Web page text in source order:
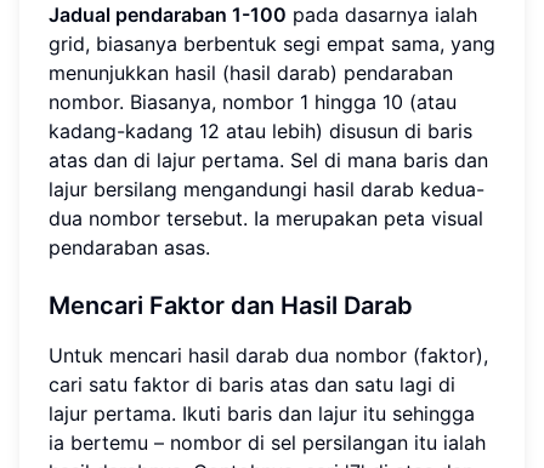
Jadual pendaraban 1-100 pada dasarnya ialah
grid, biasanya berbentuk segi empat sama, yang
menunjukkan hasil (hasil darab) pendaraban
nombor. Biasanya, nombor 1 hingga 10 (atau
kadang-kadang 12 atau lebih) disusun di baris
atas dan di lajur pertama. Sel di mana baris dan
lajur bersilang mengandungi hasil darab kedua-
dua nombor tersebut. Ia merupakan peta visual
pendaraban asas.
Mencari Faktor dan Hasil Darab
Untuk mencari hasil darab dua nombor (faktor),
cari satu faktor di baris atas dan satu lagi di
lajur pertama. Ikuti baris dan lajur itu sehingga
ia bertemu – nombor di sel persilangan itu ialah